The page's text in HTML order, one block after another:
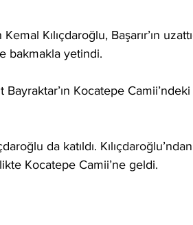
Kılıçdaroğlu, Başarır’ın
bakmakla yetindi.
Kocatepe Camii’ndeki
da katıldı.
Kocatepe Camii’ne geldi.